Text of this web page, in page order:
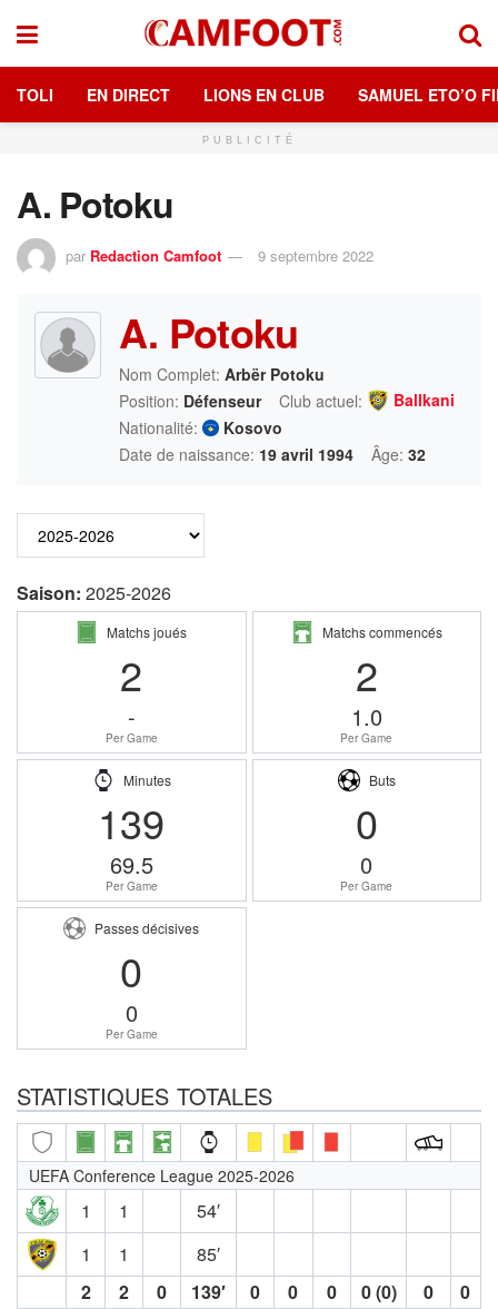
TOLI EN DIRECT LIONS EN CLUB SAMUEL ETO’O
PUBLICITÉ
A. Potoku
par Redaction Camfoot 9 septembre 2022
A. Potoku
Nom Complet: Arbër Potoku
Position: Défenseur Club actuel:
Ballkani
Nationalité:
Kosovo
Date de naissance: 19 avril 1994 Âge: 32
Saison: 2025-2026
Matchs joués
2
-
Per Game
Matchs commencés
2
1.0
Per Game
Minutes
139
69.5
Per Game
Buts
0
0
Per Game
Passes décisives
0
0
Per Game
STATISTIQUES TOTALES
UEFA Conference League 2025-2026
1 1
54′
1
1
85′
2
2 0 139′ 0 0 0 0 (0) 0 0